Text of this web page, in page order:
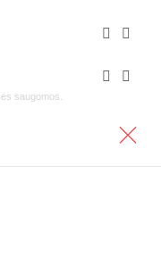




saugomos.